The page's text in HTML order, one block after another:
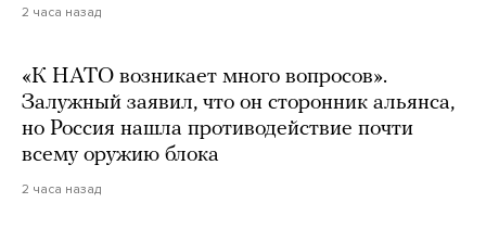
2 часа назад
«К НАТО возникает много вопросов».
Залужный заявил, что он сторонник альянса,
но Россия нашла противодействие почти
всему оружию блока
2 часа назад